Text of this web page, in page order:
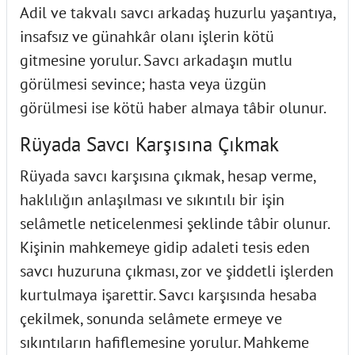
Adil ve takvalı savcı arkadaş huzurlu yaşantıya,
insafsız ve günahkâr olanı işlerin kötü
gitmesine yorulur. Savcı arkadaşın mutlu
görülmesi sevince; hasta veya üzgün
görülmesi ise kötü haber almaya tâbir olunur.
Rüyada Savcı Karşısına Çıkmak
Rüyada savcı karşısına çıkmak, hesap verme,
haklılığın anlaşılması ve sıkıntılı bir işin
selâmetle neticelenmesi şeklinde tâbir olunur.
Kişinin mahkemeye gidip adaleti tesis eden
savcı huzuruna çıkması, zor ve şiddetli işlerden
kurtulmaya işarettir. Savcı karşısında hesaba
çekilmek, sonunda selâmete ermeye ve
sıkıntıların hafiflemesine yorulur. Mahkeme